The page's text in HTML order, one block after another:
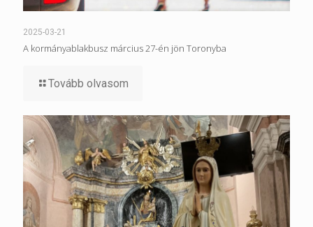
2025-03-21
A kormányablakbusz március 27-én jön Toronyba
Tovább olvasom